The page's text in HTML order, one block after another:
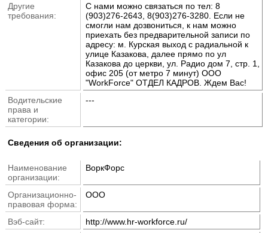
Другие
требования:
С нами можно связаться по тел: 8
(903)276-2643, 8(903)276-3280. Если не
смогли нам дозвониться, к нам можно
приехать без предварительной записи по
адресу: м. Курская выход с радиальной к
улице Казакова, далее прямо по ул
Казакова до церкви, ул. Радио дом 7, стр. 1,
офис 205 (от метро 7 минут) ООО
"WorkForce" ОТДЕЛ КАДРОВ. Ждем Вас!
Водительские
права и
категории:
---
Cведения об организации:
Наименование
организации:
ВоркФорс
Организационно-
правовая форма:
ООО
Вэб-сайт:
http://www.hr-workforce.ru/